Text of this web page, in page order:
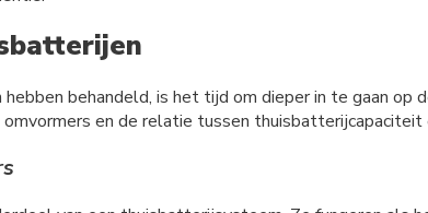
behandeld, is het tijd om dieper in te gaan
en de relatie tussen thuisbatterijcapaciteit